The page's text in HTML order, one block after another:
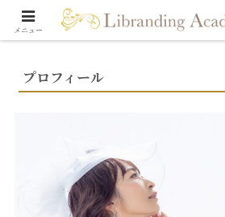
プロフィール
メニュー